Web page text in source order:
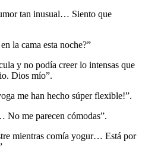
tan inusual… Siento que
la cama esta noche?”
y no podía creer lo intensas que
Dios mío”.
me han hecho súper flexible!”.
me parecen cómodas”.
mientras comía yogur… Está por